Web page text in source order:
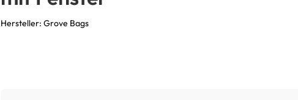
Hersteller: Grove Bags